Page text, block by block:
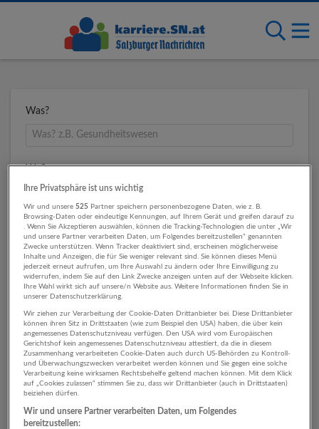
Was?
Wo?
Umkreis
1 Marketing, Kommunikation,
PR Herstellung von Waren
Unternehmen
Ihre Privatsphäre ist uns wichtig
Wir und unsere525 Partner speichern personenbezogene Daten, wie z. B.
Browsing-Daten oder eindeutige Kennungen, auf Ihrem Gerät und greifen darauf zu
. Wenn Sie Akzeptieren auswählen, können die Tracking-Technologien die unter „Wir
und unsere Partner verarbeiten Daten, um Folgendes bereitzustellen“ genannten
Zwecke unterstützen. Wenn Tracker deaktiviert sind, erscheinen möglicherweise
Inhalte und Anzeigen, die für Sie weniger relevant sind. Sie können dieses Menü
jederzeit erneut aufrufen, um Ihre Auswahl zu ändern oder Ihre Einwilligung zu
widerrufen, indem Sie auf den Link Zwecke anzeigen unten auf der Webseite klicken.
Ihre Wahl wirkt sich auf unsere/n Website aus. Weitere Informationen finden Sie in
unserer Datenschutzerklärung.
Wir ziehen zur Verarbeitung der Cookie-Daten Drittanbieter bei. Diese Drittanbieter
können ihren Sitz in Drittstaaten (wie zum Beispiel den USA) haben, die über kein
angemessenes Datenschutzniveau verfügen. Den USA wird vom Europäischen
Gerichtshof kein angemessenes Datenschutzniveau attestiert, da die in diesem
Zusammenhang verarbeiteten Cookie-Daten auch durch US-Behörden zu Kontroll-
und Überwachungszwecken verarbeitet werden können und Sie gegen eine solche
Verarbeitung keine wirksamen Rechtsbehelfe geltend machen können. Mit dem Klick
auf „Cookies zulassen“ stimmen Sie zu, dass wir Drittanbieter (auch in Drittstaaten)
beiziehen dürfen.
Wir und unsere Partner verarbeiten Daten, um Folgendes
bereitzustellen: